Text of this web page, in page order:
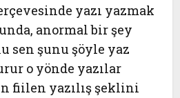
yazı yazmak
anormal bir şey
sen şunu şöyle yaz
o yönde yazılar
fiilen yazılış şeklini